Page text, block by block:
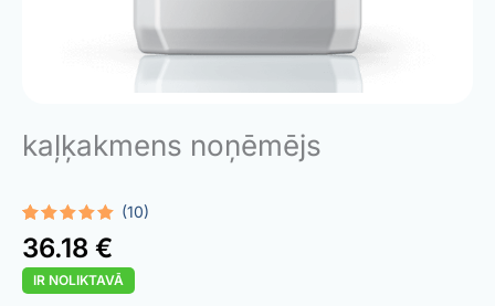
kaļķakmens noņēmējs
Rated 5.00
out of 5
based on
10
customer
ratings
(10)
36.18 €
IR NOLIKTAVĀ